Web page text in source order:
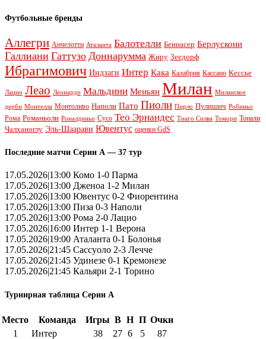
Футбольные бренды
Аллегри Анчелотти Аталанта Балотелли Беннасер Берлускони
Галлиани Гаттузо Доннарумма Жиру Зеедорф
Ибрагимович Индзаги Интер Кака Калабрия Кассано Кессье
Лацио Леао Леонардо Мальдини Меньян Милан Миланское
дерби Монтелла Монтоливо Наполи Пато Пиоли Пирло Пулишич Робиньо
Рома Романьоли Роналдиньо Сусо Тео Эрнандес Тиаго Силва Томори Тонали
Чалханоглу Эль-Шаарави Ювентус оценки GdS
Последние матчи Серии А — 37 тур
17.05.2026|13:00 Комо 1-0 Парма
17.05.2026|13:00 Дженоа 1-2 Милан
17.05.2026|13:00 Ювентус 0-2 Фиорентина
17.05.2026|13:00 Пиза 0-3 Наполи
17.05.2026|13:00 Рома 2-0 Лацио
17.05.2026|16:00 Интер 1-1 Верона
17.05.2026|19:00 Аталанта 0-1 Болонья
17.05.2026|21:45 Сассуоло 2-3 Лечче
17.05.2026|21:45 Удинезе 0-1 Кремонезе
17.05.2026|21:45 Кальяри 2-1 Торино
Турнирная таблица Серии А
Место Команда Игры В Н П Очки
1
Интер 38 27 6 5
87